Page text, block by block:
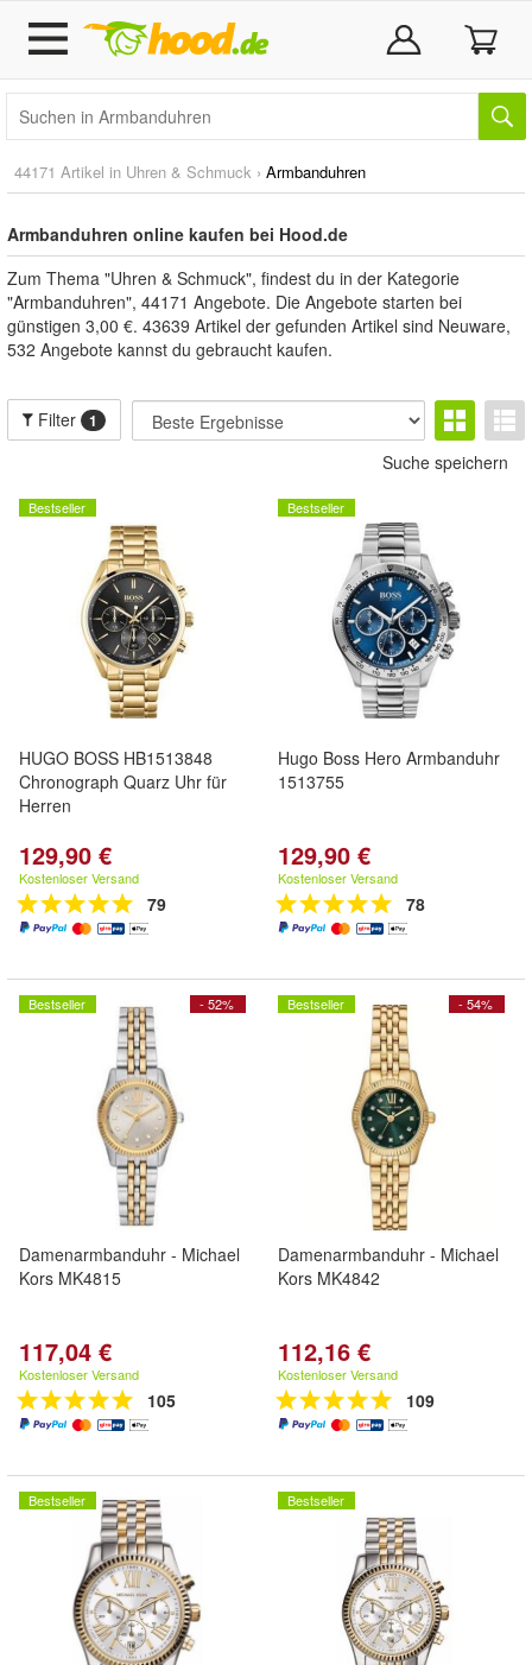
44171 Artikel in Uhren & Schmuck › Armbanduhren
Armbanduhren online kaufen bei Hood.de
Zum Thema "Uhren & Schmuck", findest du in der Kategorie
"Armbanduhren", 44171 Angebote. Die Angebote starten bei
günstigen 3,00 €. 43639 Artikel der gefunden Artikel sind Neuware,
532 Angebote kannst du gebraucht kaufen.
Filter 1
Suche speichern
Bestseller
HUGO BOSS HB1513848
Chronograph Quarz Uhr für
Herren
129,90 €
Kostenloser Versand
79
Bestseller
Hugo Boss Hero Armbanduhr
1513755
129,90 €
Kostenloser Versand
78
- 52%
Bestseller
Damenarmbanduhr - Michael
Kors MK4815
117,04 €
Kostenloser Versand
105
- 54%
Bestseller
Damenarmbanduhr - Michael
Kors MK4842
112,16 €
Kostenloser Versand
109
Bestseller Bestseller